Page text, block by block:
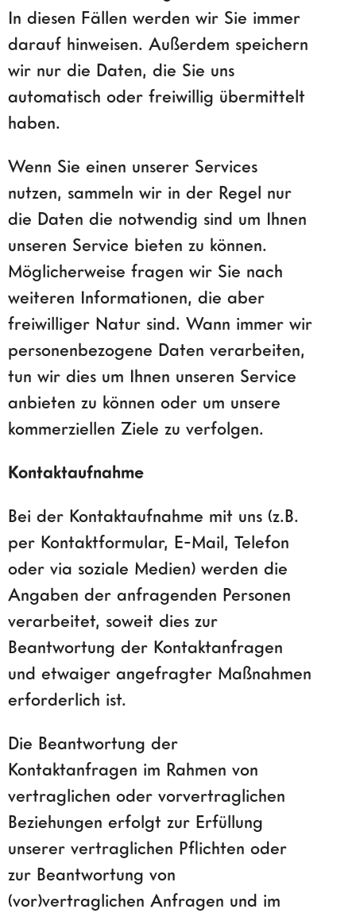
In diesen Fällen werden wir Sie immer
darauf hinweisen. Außerdem speichern
wir nur die Daten, die Sie uns
automatisch oder freiwillig übermittelt
haben.
Wenn Sie einen unserer Services
nutzen, sammeln wir in der Regel nur
die Daten die notwendig sind um Ihnen
unseren Service bieten zu können.
Möglicherweise fragen wir Sie nach
weiteren Informationen, die aber
freiwilliger Natur sind. Wann immer wir
personenbezogene Daten verarbeiten,
tun wir dies um Ihnen unseren Service
anbieten zu können oder um unsere
kommerziellen Ziele zu verfolgen.
Kontaktaufnahme
Bei der Kontaktaufnahme mit uns (z.B.
per Kontaktformular, E-Mail, Telefon
oder via soziale Medien) werden die
Angaben der anfragenden Personen
verarbeitet, soweit dies zur
Beantwortung der Kontaktanfragen
und etwaiger angefragter Maßnahmen
erforderlich ist.
Die Beantwortung der
Kontaktanfragen im Rahmen von
vertraglichen oder vorvertraglichen
Beziehungen erfolgt zur Erfüllung
unserer vertraglichen Pflichten oder
zur Beantwortung von
(vor)vertraglichen Anfragen und im